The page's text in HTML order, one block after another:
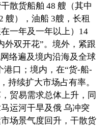
散货船舶 48 艘（其中
艘），油船 3艘，长租
一年及一年以上）14
外双开花”。境外，紧跟
络遍及境内沿海及全球
港口；境内，在“货-船-
持续扩大市场占有率。
贸易需求总体上升，同
运河干旱及俄 乌冲突
场景气度回升，干散货